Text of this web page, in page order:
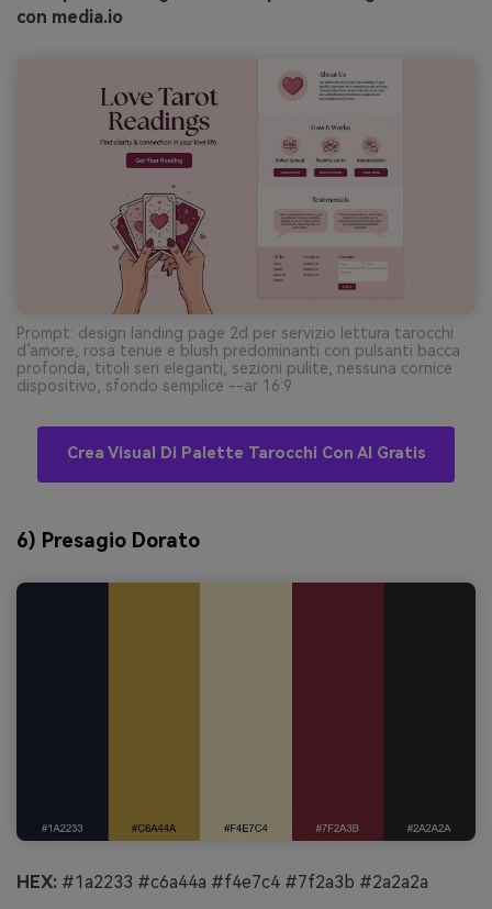
con media.io
Prompt: design landing page 2d per servizio lettura tarocchi
d’amore, rosa tenue e blush predominanti con pulsanti bacca
profonda, titoli seri eleganti, sezioni pulite, nessuna cornice
dispositivo, sfondo semplice --ar 16:9
Crea Visual Di Palette Tarocchi Con AI Gratis
6) Presagio Dorato
HEX: #1a2233 #c6a44a #f4e7c4 #7f2a3b #2a2a2a